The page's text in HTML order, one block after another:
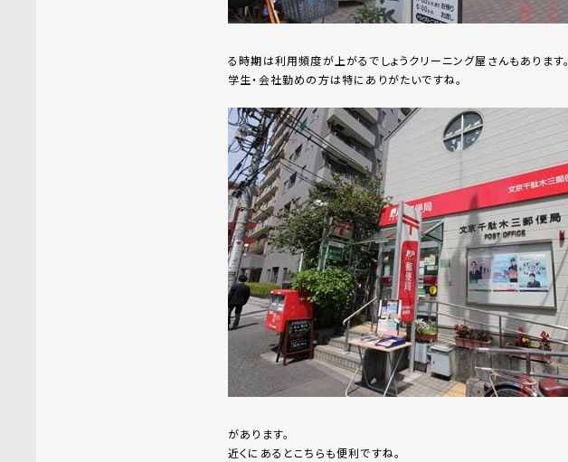
る時期は利用頻度が上がるでしょうクリーニング屋さんもあります。
学生・会社勤めの方は特にありがたいですね。
があります。
近くにあるとこちらも便利ですね。